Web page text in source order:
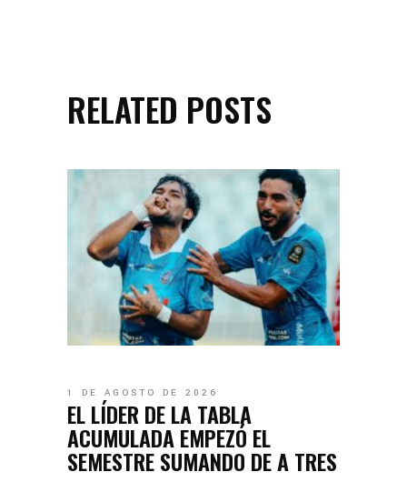
RELATED POSTS
1 DE AGOSTO DE 2026
EL LÍDER DE LA TABLA
ACUMULADA EMPEZÓ EL
SEMESTRE SUMANDO DE A TRES